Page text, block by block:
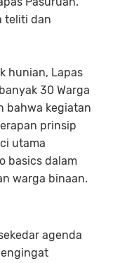
teliti dan
hunian, Lapas
30 Warga
bahwa kegiatan
prinsip
utama
basics dalam
warga binaan.
agenda